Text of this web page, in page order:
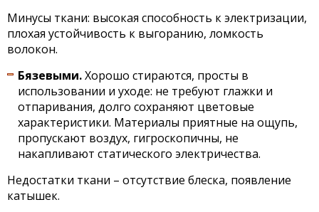
Минусы ткани: высокая способность к электризации,
плохая устойчивость к выгоранию, ломкость
волокон.
Бязевыми.Хорошо стираются, просты в
использовании и уходе: не требуют глажки и
отпаривания, долго сохраняют цветовые
характеристики. Материалы приятные на ощупь,
пропускают воздух, гигроскопичны, не
накапливают статического электричества.
Недостатки ткани – отсутствие блеска, появление
катышек.